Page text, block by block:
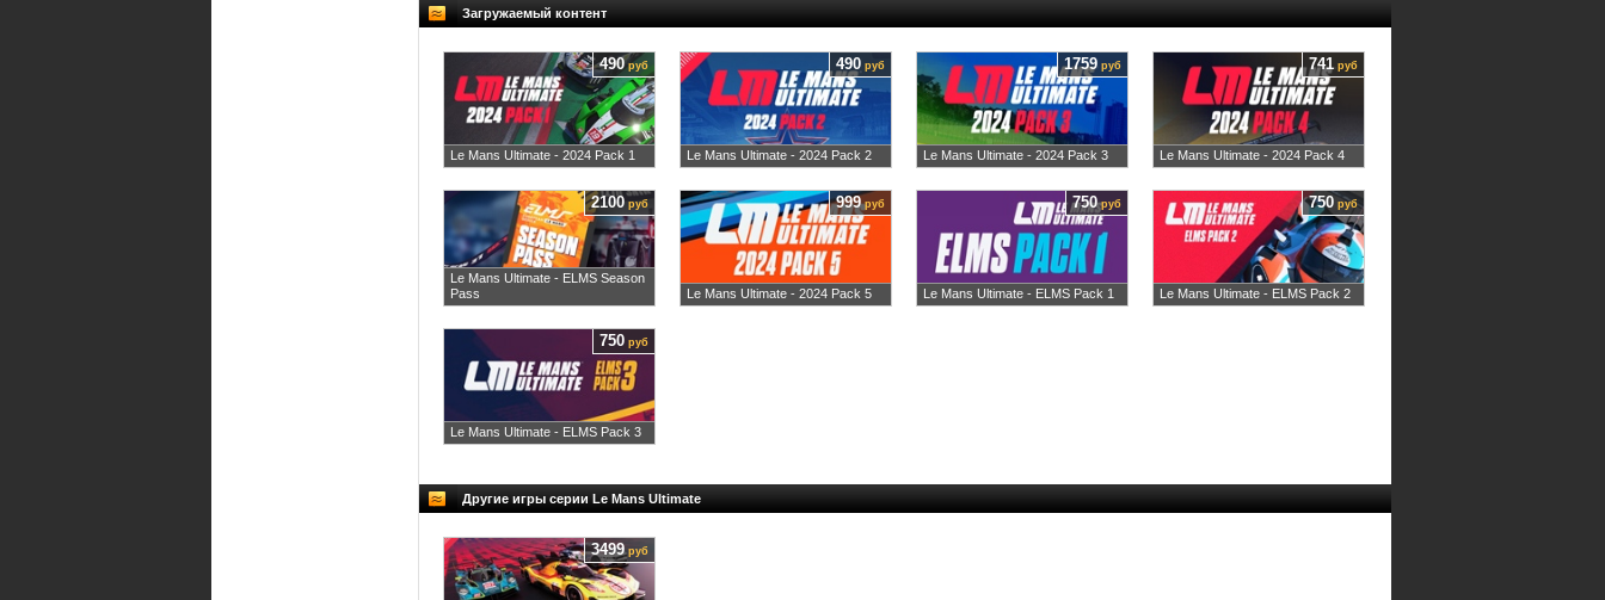
Загружаемый контент
Le Mans Ultimate - 2024 Pack 1
490руб
Le Mans Ultimate - 2024 Pack 2
490 руб
Le Mans Ultimate - 2024 Pack 3
1759 руб
Le Mans Ultimate - 2024 Pack 4
741 руб
Le Mans Ultimate - ELMS Season
Pass
2100 руб
Le Mans Ultimate - 2024 Pack 5
999руб
Le Mans Ultimate - ELMS Pack 1
750руб
Le Mans Ultimate - ELMS Pack 2
750 руб
Le Mans Ultimate - ELMS Pack 3
750 руб
Другие игры серии Le Mans Ultimate
3499руб